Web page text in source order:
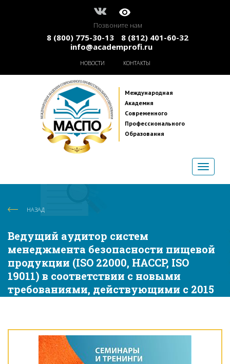
Позвоните нам
8 (800) 775-30-13
8 (812) 401-60-32
info@academprofi.ru
НОВОСТИ КОНТАКТЫ
Международная
Академия
Современного
Профессионального
Образования
НАЗАД
Ведущий аудитор систем
менеджмента безопасности пищевой
продукции (ISO 22000, HACCP, ISO
19011) в соответствии с новыми
требованиями, действующими с 2015